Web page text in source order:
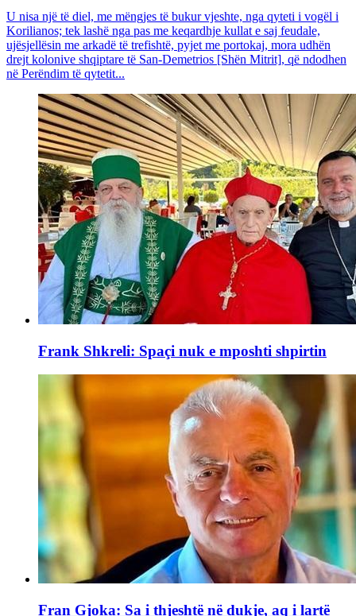
U nisa një të diel, me mëngjes të bukur vjeshte, nga qyteti i vogël i
Korilianos; tek lashë nga pas me keqardhje kullat e saj feudale,
ujësjellësin me arkadë të trefishtë, pyjet me portokaj, mora udhën
drejt kolonive shqiptare të San-Demetrios [Shën Mitrit], që ndodhen
në Perëndim të qytetit...
Frank Shkreli: Spaçi nuk e mposhti shpirtin
Fran Gjoka: Sa i thjeshtë në dukje, aq i lartë